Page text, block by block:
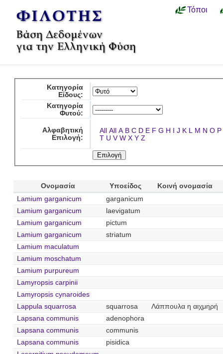
Τόποι
Κατηγορία
Είδους:
Κατηγορία
Φυτού:
Αλφαβητική
Επιλογή:
All All A B C D E F G H I J K L M N O P
T U V W X Y Z
Ονομασία Υποείδος
Κοινή ονομασία
Lamium garganicum
garganicum
Lamium garganicum
laevigatum
Lamium garganicum
pictum
Lamium garganicum
striatum
Lamium maculatum
Lamium moschatum
Lamium purpureum
Lamyropsis carpinii
Lamyropsis cynaroides
Lappula squarrosa
squarrosa
Λάππουλα η αιχμηρή
Lapsana communis
adenophora
Lapsana communis
communis
Lapsana communis
pisidica